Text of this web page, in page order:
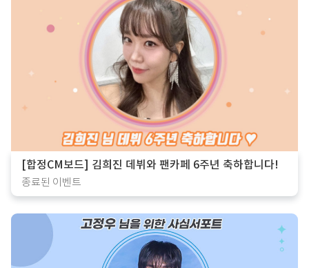
[합정CM보드] 김희진 데뷔와 팬카페 6주년 축하합니다!
종료된 이벤트